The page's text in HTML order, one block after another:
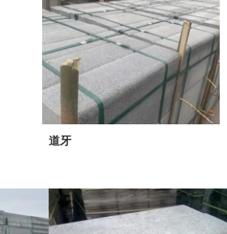
道牙